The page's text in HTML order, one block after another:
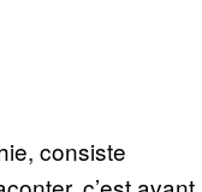
consiste